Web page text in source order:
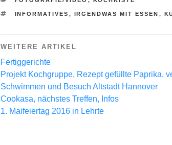
SCHLAGWÖRTER
INFORMATIVES , IRGENDWAS MIT ESSEN ,
WEITERE ARTIKEL
Fertiggerichte
Projekt Kochgruppe, Rezept gefüllte Paprika,
Schwimmen und Besuch Altstadt Hannover
Cookasa, nächstes Treffen, Infos
1. Maifeiertag 2016 in Lehrte